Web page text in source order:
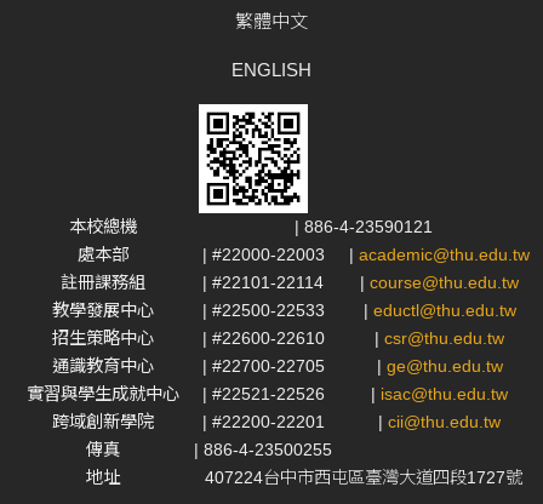
繁體中文
ENGLISH
本校總機
| 886-4-23590121
處本部
| #22000-22003 | academic@thu.edu.tw
註冊課務組
| #22101-22114 | course@thu.edu.tw
教學發展中心
| #22500-22533 | eductl@thu.edu.tw
招生策略中心
| #22600-22610 | csr@thu.edu.tw
通識教育中心
| #22700-22705 | ge@thu.edu.tw
實習與學生成就中心
| #22521-22526 | isac@thu.edu.tw
跨域創新學院
| #22200-22201 | cii@thu.edu.tw
傳真
| 886-4-23500255
地址
407224台中市西屯區臺灣大道四段1727號